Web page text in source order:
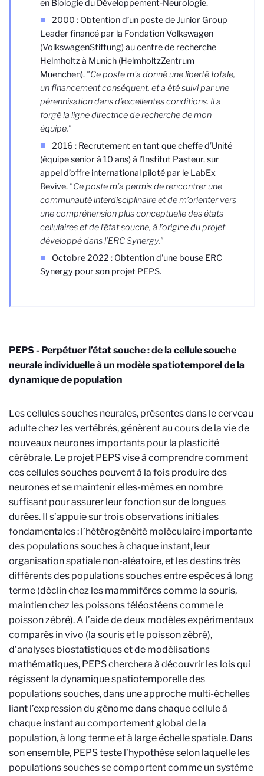
en Biologie du Développement-Neurologie.
2000 : Obtention d’un poste de Junior Group
Leader financé par la Fondation Volkswagen
(VolkswagenStiftung) au centre de recherche
Helmholtz à Munich (HelmholtzZentrum
Muenchen). "Ce poste m'a donné une liberté totale,
un financement conséquent, et a été suivi par une
pérennisation dans d’excellentes conditions. Il a
forgé la ligne directrice de recherche de mon
équipe."
2016 : Recrutement en tant que cheffe d’Unité
(équipe senior à 10 ans) à l’Institut Pasteur, sur
appel d’offre international piloté par le LabEx
Revive. "Ce poste m’a permis de rencontrer une
communauté interdisciplinaire et de m’orienter vers
une compréhension plus conceptuelle des états
cellulaires et de l’état souche, à l’origine du projet
développé dans l’ERC Synergy."
Octobre 2022 : Obtention d'une bouse ERC
Synergy pour son projet PEPS.
PEPS - Perpétuer l’état souche : de la cellule souche
neurale individuelle à un modèle spatiotemporel de la
dynamique de population
Les cellules souches neurales, présentes dans le cerveau
adulte chez les vertébrés, génèrent au cours de la vie de
nouveaux neurones importants pour la plasticité
cérébrale. Le projet PEPS vise à comprendre comment
ces cellules souches peuvent à la fois produire des
neurones et se maintenir elles-mêmes en nombre
suffisant pour assurer leur fonction sur de longues
durées. Il s’appuie sur trois observations initiales
fondamentales : l’hétérogénéité moléculaire importante
des populations souches à chaque instant, leur
organisation spatiale non-aléatoire, et les destins très
différents des populations souches entre espèces à long
terme (déclin chez les mammifères comme la souris,
maintien chez les poissons téléostéens comme le
poisson zébré). A l’aide de deux modèles expérimentaux
comparés in vivo (la souris et le poisson zébré),
d’analyses biostatistiques et de modélisations
mathématiques, PEPS cherchera à découvrir les lois qui
régissent la dynamique spatiotemporelle des
populations souches, dans une approche multi-échelles
liant l’expression du génome dans chaque cellule à
chaque instant au comportement global de la
population, à long terme et à large échelle spatiale. Dans
son ensemble, PEPS teste l’hypothèse selon laquelle les
populations souches se comportent comme un système